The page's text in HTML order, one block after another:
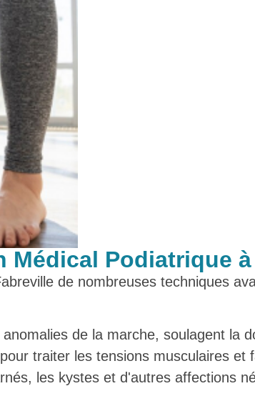
Médical Podiatrique
de nombreuses techniques
de la marche, soulagent la
traiter les tensions musculaires et
les kystes et d'autres affections